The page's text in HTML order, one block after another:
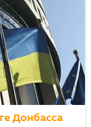
Донбасса